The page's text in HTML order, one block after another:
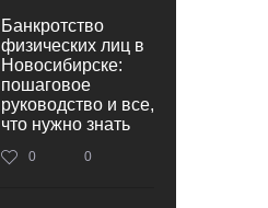
Банкротство
физических лиц в
Новосибирске:
пошаговое
руководство и все,
что нужно знать
0 0